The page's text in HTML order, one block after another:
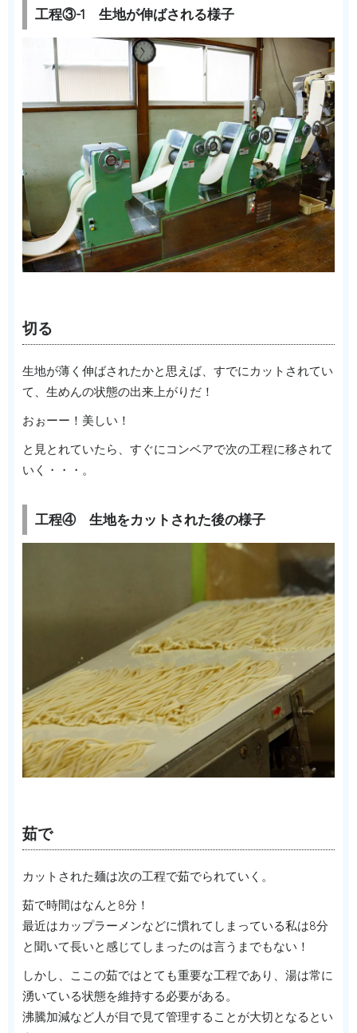
工程③-1 生地が伸ばされる様子
切る
生地が薄く伸ばされたかと思えば、すでにカットされてい
て、生めんの状態の出来上がりだ！
おぉーー！美しい！
と見とれていたら、すぐにコンベアで次の工程に移されて
いく・・・。
工程④ 生地をカットされた後の様子
茹で
カットされた麺は次の工程で茹でられていく。
茹で時間はなんと8分！
最近はカップラーメンなどに慣れてしまっている私は8分
と聞いて長いと感じてしまったのは言うまでもない！
しかし、ここの茹ではとても重要な工程であり、湯は常に
湧いている状態を維持する必要がある。
沸騰加減など人が目で見て管理することが大切となるとい